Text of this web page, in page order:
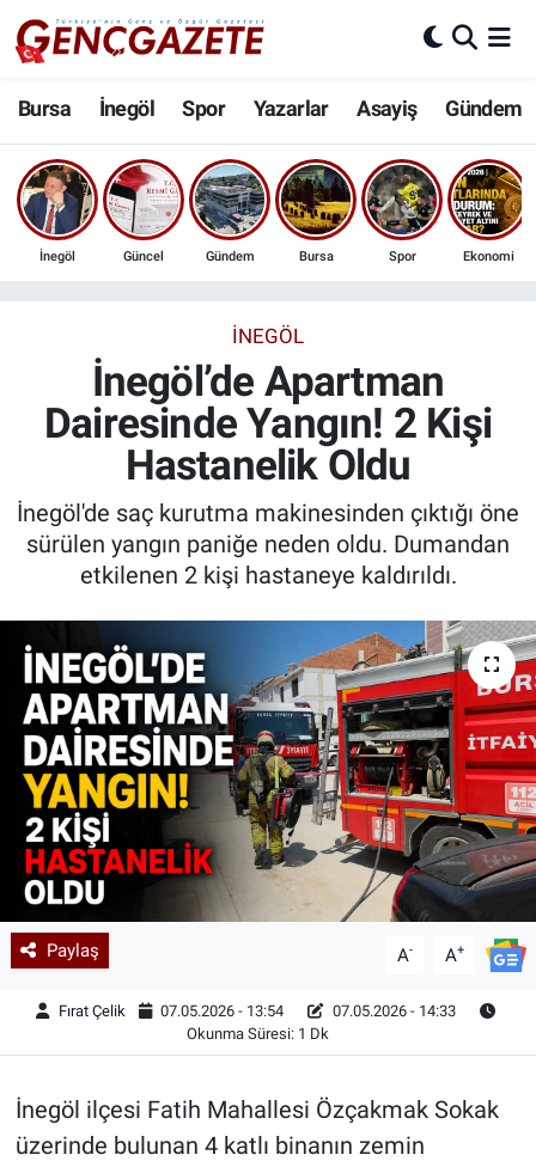
Bursa İnegöl Spor Yazarlar Asayiş Gündem
İnegöl Güncel Gündem Bursa Spor Ekonomi
İNEGÖL
İnegöl’de Apartman
Dairesinde Yangın! 2 Kişi
Hastanelik Oldu
İnegöl'de saç kurutma makinesinden çıktığı öne
sürülen yangın paniğe neden oldu. Dumandan
etkilenen 2 kişi hastaneye kaldırıldı.
Paylaş A- A+
Fırat Çelik 07.05.2026 - 13:54
07.05.2026 - 14:33
Okunma Süresi: 1 Dk
İnegöl ilçesi Fatih Mahallesi Özçakmak Sokak
üzerinde bulunan 4 katlı binanın zemin
Bursa
İnegöl
3.SAYFA
Ekonomi
Güncel
İnanç
Kadın & Aile
Kültür & Sanat
Sağlık
Siyaset
Teknoloji
Yazarlar
Astroloji-Rüya
Nöbetçi Eczaneler
Hava Durumu
Trafik Durumu
Son Dakika Haberleri
Haber Arşivi